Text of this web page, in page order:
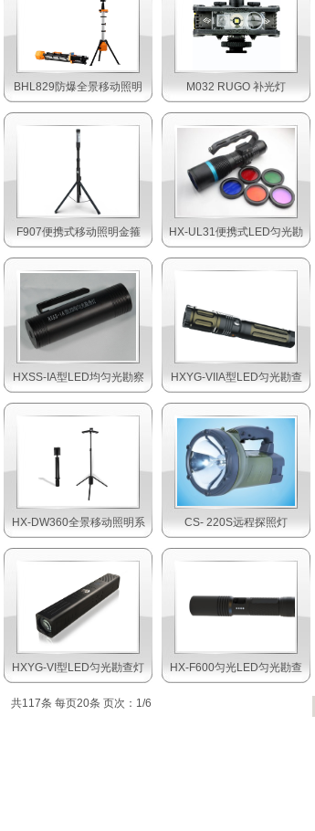
BHL829防爆全景移动照明 M032 RUGO 补光灯
F907便携式移动照明金箍 HX-UL31便携式LED匀光勘
HXSS-IA型LED均匀光勘察 HXYG-VIIA型LED匀光勘查
HX-DW360全景移动照明系 CS- 220S远程探照灯
HXYG-VI型LED匀光勘查灯 HX-F600匀光LED匀光勘查
共117条 每页20条 页次：1/6